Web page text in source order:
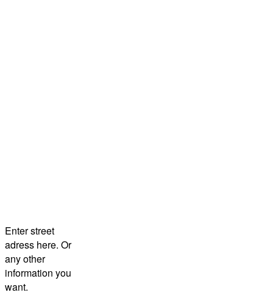
Enter street
adress here. Or
any other
information you
want.